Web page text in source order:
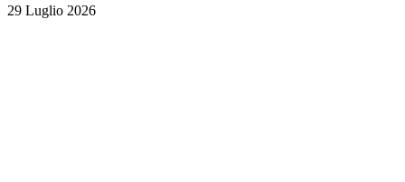
29 Luglio 2026